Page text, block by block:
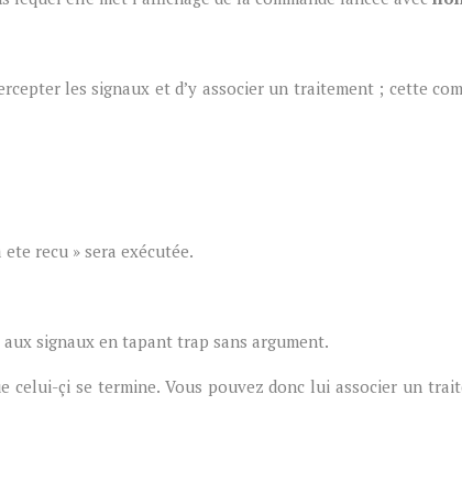
les signaux et d’y associer un traitement ; cette
recu » sera exécutée.
signaux en tapant trap sans argument.
celui-çi se termine. Vous pouvez donc lui associer un